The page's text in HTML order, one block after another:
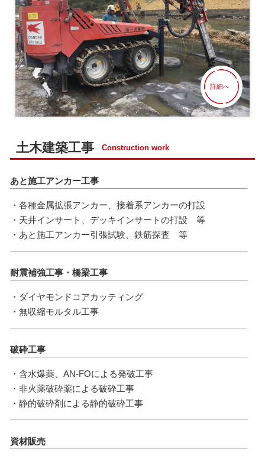
詳細へ
土木建築工事 Construction work
あと施工アンカー工事
・各種金属拡張アンカー、接着系アンカーの打設
・天井インサート、デッキインサートの打設 等
・あと施工アンカー引張試験、鉄筋探査 等
耐震補強工事・橋梁工事
・ダイヤモンドコアカッティング
・無収縮モルタル工事
破砕工事
・含水爆薬、AN-FOによる発破工事
・非火薬破砕薬による破砕工事
・静的破砕剤による静的破砕工事
資材販売